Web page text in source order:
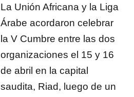
La Unión Africana y la Liga
Árabe acordaron celebrar
la V Cumbre entre las dos
organizaciones el 15 y 16
de abril en la capital
saudita, Riad, luego de un